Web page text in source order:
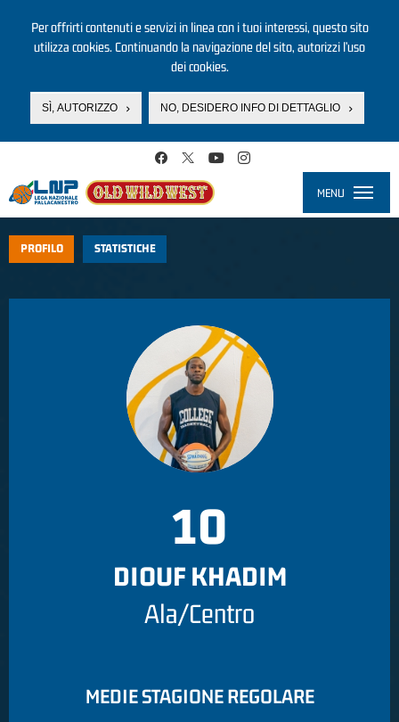
Per offrirti contenuti e servizi in linea con i tuoi interessi, questo sito
utilizza cookies. Continuando la navigazione del sito, autorizzi l’uso
dei cookies.
SÌ, AUTORIZZO NO, DESIDERO INFO DI DETTAGLIO
MENU
PROFILO STATISTICHE
10
DIOUF KHADIM
Ala/Centro
MEDIE STAGIONE REGOLARE